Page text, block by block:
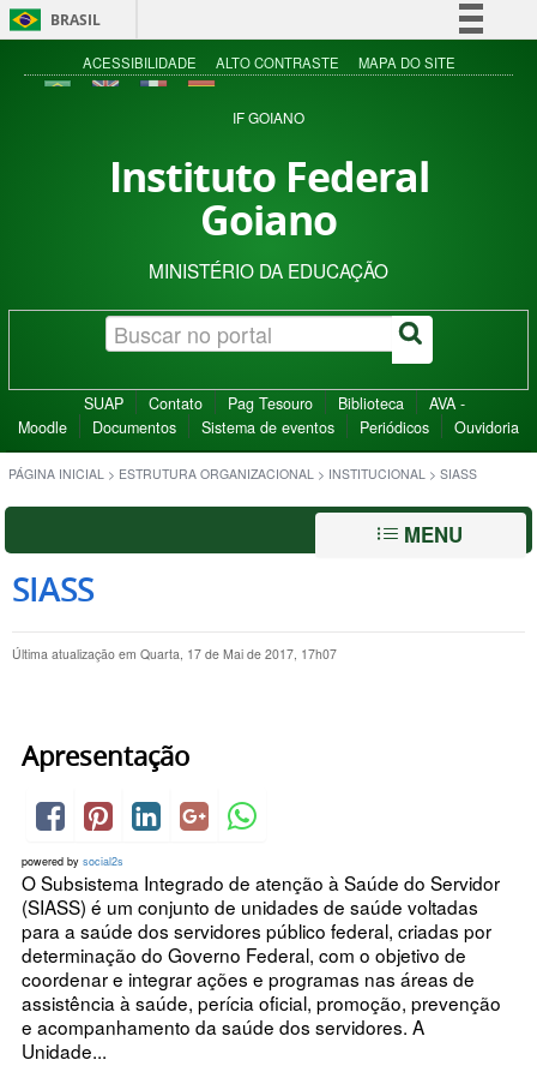
BRASIL
Simplifique!
Acesso à informação
ACESSIBILIDADE ALTO CONTRASTE MAPA DO SITE
IF GOIANO
Instituto Federal
Goiano
MINISTÉRIO DA EDUCAÇÃO
SUAP Contato Pag Tesouro Biblioteca
AVA -
Moodle
Documentos Sistema de eventos Periódicos Ouvidoria
PÁGINA INICIAL > ESTRUTURA ORGANIZACIONAL > INSTITUCIONAL > SIASS
MENU
SIASS
Última atualização em Quarta, 17 de Mai de 2017, 17h07
Apresentação
powered by social2s
O Subsistema Integrado de atenção à Saúde do Servidor
(SIASS) é um conjunto de unidades de saúde voltadas
para a saúde dos servidores público federal, criadas por
determinação do Governo Federal, com o objetivo de
coordenar e integrar ações e programas nas áreas de
assistência à saúde, perícia oficial, promoção, prevenção
e acompanhamento da saúde dos servidores. A
Unidade...